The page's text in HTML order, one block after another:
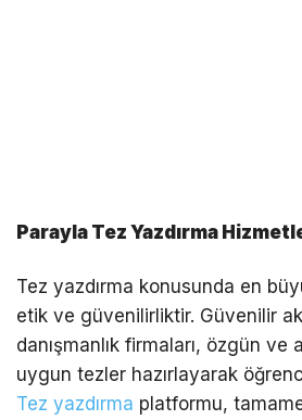
Parayla Tez Yazdırma
Tez yazdırma konusunda en
etik ve güvenilirliktir. Güvenilir
danışmanlık firmaları, özgün ve
uygun tezler hazırlayarak
Tez yazdırma platformu,